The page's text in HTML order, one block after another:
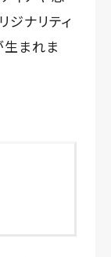
ジナリティ
生まれま